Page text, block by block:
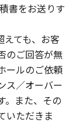
書をお送りす
ても、お客
のご回答が無
ールのご依頼
ス／オーバー
。また、その
いただきま